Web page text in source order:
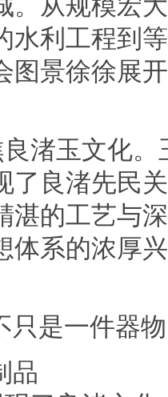
水利工程到
图景徐徐展
良渚玉文化
了良渚先民
湛的工艺与
体系的浓厚
只是一件器
品